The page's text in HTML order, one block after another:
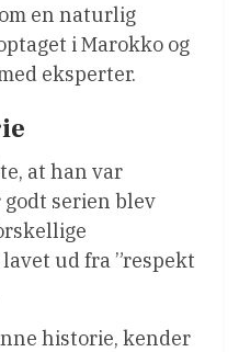
en naturlig
i Marokko og
eksperter.
at han var
godt serien blev
ud fra ”respekt
historie, kender